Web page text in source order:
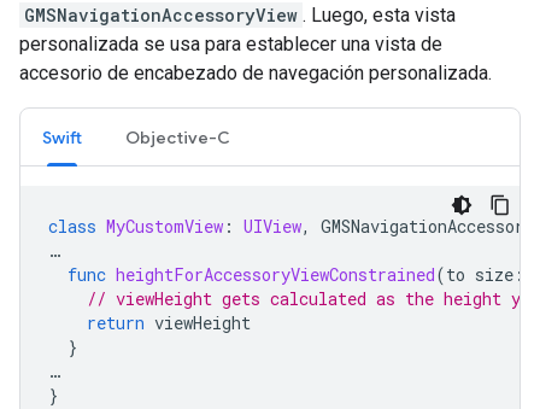
GMSNavigationAccessoryView . Luego, esta vista
personalizada se usa para establecer una vista de
accesorio de encabezado de navegación personalizada.
Swift Objective-C
class MyCustomView : UIView,
…
func heightForAccessoryViewConstrained(to size :
// viewHeight gets calculated as the height
return viewHeight
}
…
}